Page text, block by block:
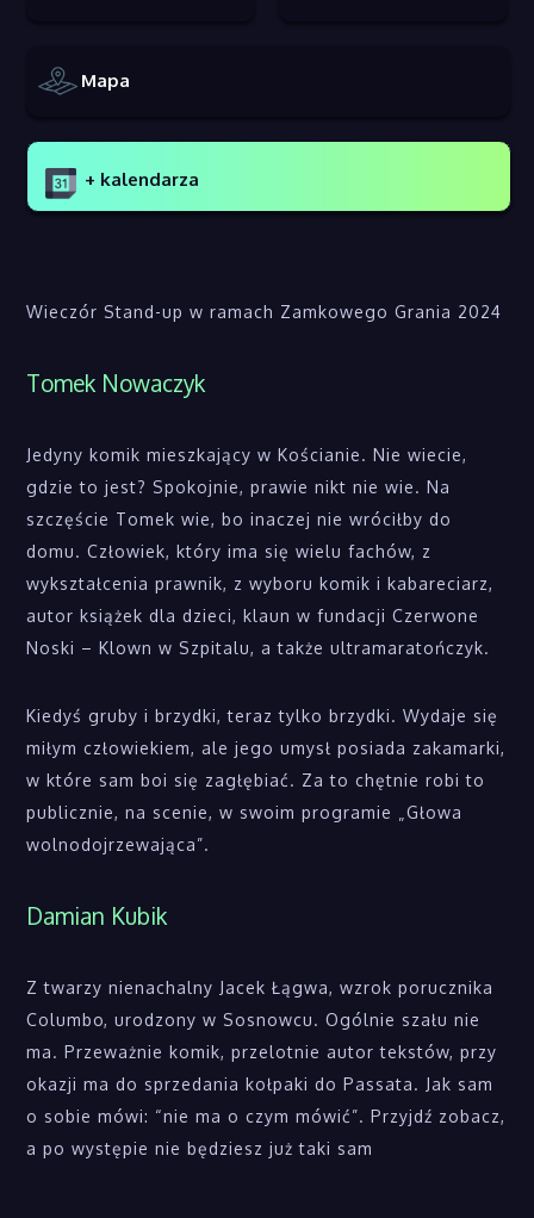
Mapa
+ kalendarza
Wieczór Stand-up w ramach Zamkowego Grania 2024
Tomek Nowaczyk
Jedyny komik mieszkający w Kościanie. Nie wiecie,
gdzie to jest? Spokojnie, prawie nikt nie wie. Na
szczęście Tomek wie, bo inaczej nie wróciłby do
domu. Człowiek, który ima się wielu fachów, z
wykształcenia prawnik, z wyboru komik i kabareciarz,
autor książek dla dzieci, klaun w fundacji Czerwone
Noski – Klown w Szpitalu, a także ultramaratończyk.
Kiedyś gruby i brzydki, teraz tylko brzydki. Wydaje się
miłym człowiekiem, ale jego umysł posiada zakamarki,
w które sam boi się zagłębiać. Za to chętnie robi to
publicznie, na scenie, w swoim programie „Głowa
wolnodojrzewająca”.
Damian Kubik
Z twarzy nienachalny Jacek Łągwa, wzrok porucznika
Columbo, urodzony w Sosnowcu. Ogólnie szału nie
ma. Przeważnie komik, przelotnie autor tekstów, przy
okazji ma do sprzedania kołpaki do Passata. Jak sam
o sobie mówi: “nie ma o czym mówić”. Przyjdź zobacz,
a po występie nie będziesz już taki sam